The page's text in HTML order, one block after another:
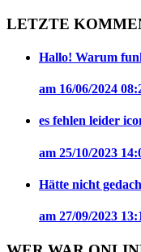
LETZTE
Hallo! Warum
am 16/06/2024
es fehlen leider
am 25/10/2023
Hätte nicht
am 27/09/2023